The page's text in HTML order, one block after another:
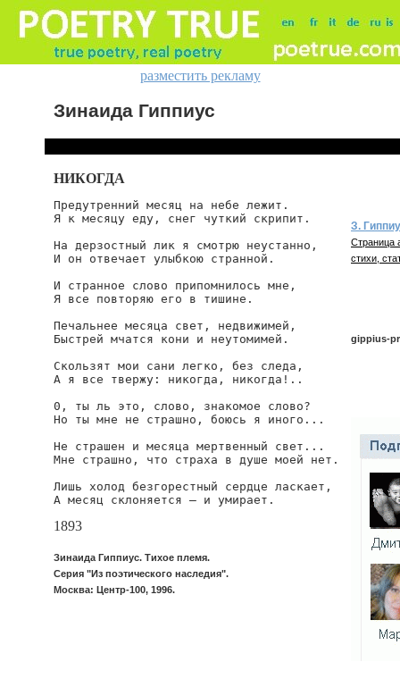
разместить рекламу
Зинаида Гиппиус
НИКОГДА
Предутренний месяц на небе лежит.
Я к месяцу еду, снег чуткий скрипит.
На дерзостный лик я смотрю неустанно,
И он отвечает улыбкою странной.
И странное слово припомнилось мне,
Я все повторяю его в тишине.
Печальнее месяца свет, недвижимей,
Быстрей мчатся кони и неутомимей.
Скользят мои сани легко, без следа,
А я все твержу: никогда, никогда!..
0, ты ль это, слово, знакомое слово?
Но ты мне не страшно, боюсь я иного...
Не страшен и месяца мертвенный свет...
Мне страшно, что страха в душе моей нет.
Лишь холод безгорестный сердце ласкает,
А месяц склоняется — и умирает.
1893
Зинаида Гиппиус. Тихое племя.
Серия "Из поэтического наследия".
Москва: Центр-100, 1996.
З.
Страница
стихи,
gippius-